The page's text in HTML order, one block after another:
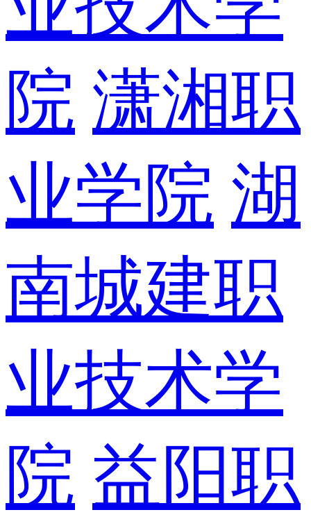
院 潇湘职
业学院 湖
南城建职
业技术学
院 益阳职